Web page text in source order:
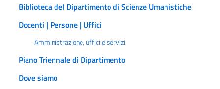
Biblioteca del Dipartimento di Scienze Umanistiche
Docenti | Persone | Uffici
Amministrazione, uffici e servizi
Piano Triennale di Dipartimento
Dove siamo